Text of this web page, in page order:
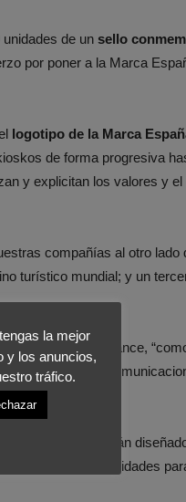
de un sello
por poner a la Marca
logotipo de la Marca
de forma progresiva
y explicitan los valores y
compañías al otro lado
turístico mundial; y un
y la A de Avance,
las
todos ellos están
todas las unidades
la mejor
y los anuncios,
tráfico.